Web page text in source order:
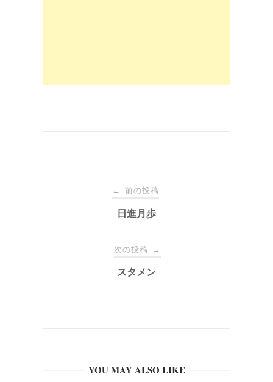
← 前の投稿
日進月歩
次の投稿 →
スタメン
YOU MAY ALSO LIKE